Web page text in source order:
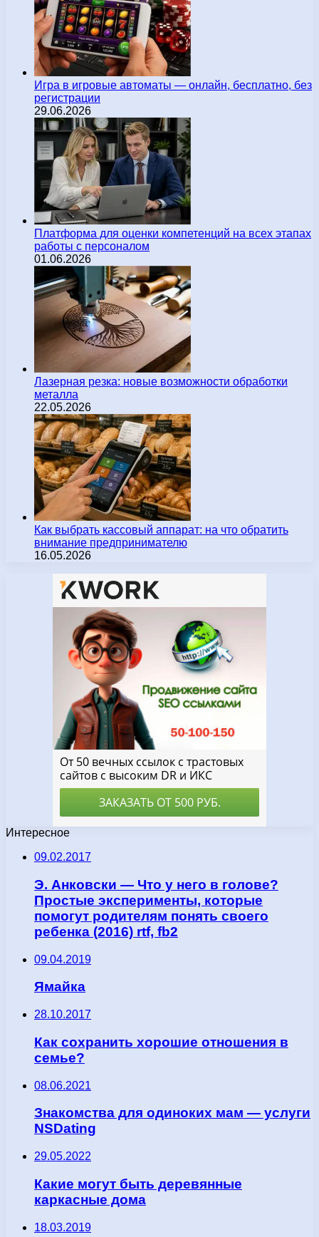
Игра в игровые автоматы — онлайн, бесплатно, без
регистрации
29.06.2026
Платформа для оценки компетенций на всех этапах
работы с персоналом
01.06.2026
Лазерная резка: новые возможности обработки
металла
22.05.2026
Как выбрать кассовый аппарат: на что обратить
внимание предпринимателю
16.05.2026
Интересное
09.02.2017
Э. Анковски — Что у него в голове?
Простые эксперименты, которые
помогут родителям понять своего
ребенка (2016) rtf, fb2
09.04.2019
Ямайка
28.10.2017
Как сохранить хорошие отношения в
семье?
08.06.2021
Знакомства для одиноких мам — услуги
NSDating
29.05.2022
Какие могут быть деревянные
каркасные дома
18.03.2019